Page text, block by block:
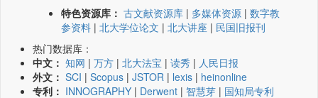
特色资源库： 古文献资源库 | 多媒体资源 | 数字教
参资料 | 北大学位论文 | 北大讲座 | 民国旧报刊
热门数据库：
中文： 知网 | 万方 | 北大法宝 | 读秀 | 人民日报
外文： SCI | Scopus | JSTOR | lexis | heinonline
专利： INNOGRAPHY | Derwent | 智慧芽 | 国知局专利